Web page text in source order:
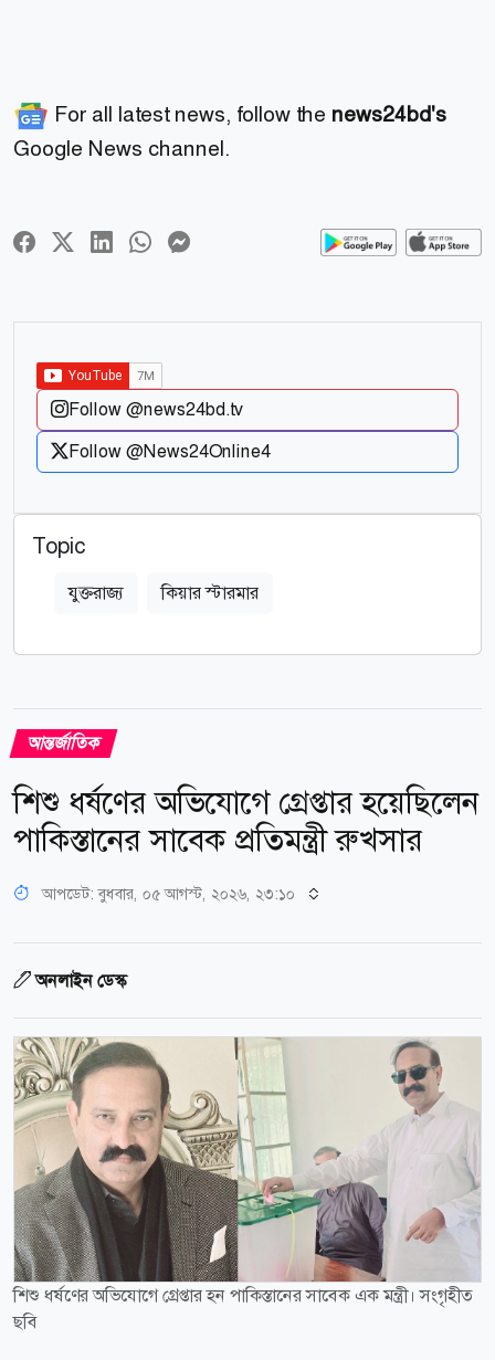
For all latest news, follow the news24bd's
Google News channel.
Follow @news24bd.tv
Follow @News24Online4
Topic
যুক্তরাজ্য কিয়ার স্টারমার
আন্তর্জাতিক
শিশু ধর্ষণের অভিযোগে গ্রেপ্তার হয়েছিলেন
পাকিস্তানের সাবেক প্রতিমন্ত্রী রুখসার
আপডেট: বুধবার, ০৫ আগস্ট, ২০২৬, ২৩:১০
অনলাইন ডেস্ক
শিশু ধর্ষণের অভিযোগে গ্রেপ্তার হন পাকিস্তানের সাবেক এক মন্ত্রী। সংগৃহীত
ছবি